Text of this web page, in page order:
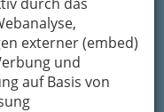
externer (embed)
und
auf Basis von